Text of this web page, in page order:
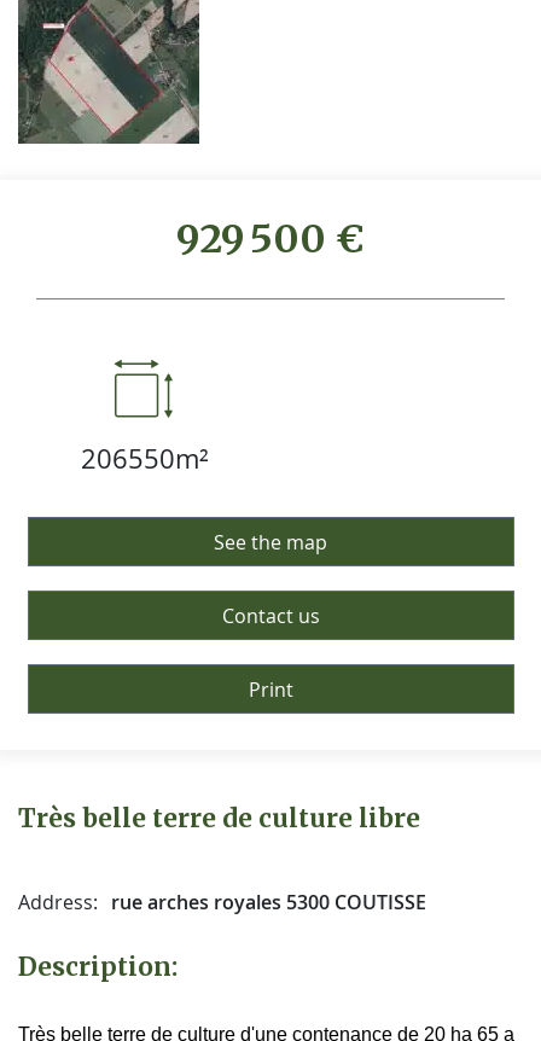
Très belle terre de culture libre
Address: rue arches royales 5300 COUTISSE
Description:
Très belle terre de culture d'une contenance de 20 ha 65 a
929 500 €
206550m²
See the map
Contact us
Print